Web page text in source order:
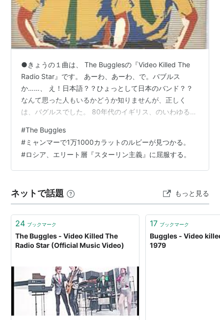
●きょうの１曲は、 The Bugglesの『Video Killed The
Radio Star』です。 あーわ、あーわ、で。バブルス
か……、 え！日本語？？ひょっとして日本のバンド？？
なんて思った人もいるかどうか知りませんが、正しく
は、バグルスでした。 80年代のイギリス、のいわゆる、
ェーブとは、 イギリスで、パンクロックが隆盛を極め、
イギリス全土を焼き尽くし、 そしてあっという間に衰退
した後、 その焼け野原を養分にして、『焼き畑農業』的
に萌芽した新しいジャンル。 それが、ニューウェーブ。
#The Buggles
#ミャンマーで1万1000カラットのルビーが見つかる。
#ロシア、エリート層『スターリン主義』に屈服する。
ネットで話題 もっと見る
24 ブックマーク
The Buggles - Video Killed The
Radio Star (Official Music Video)
17 ブックマーク
Buggles - Video
1979